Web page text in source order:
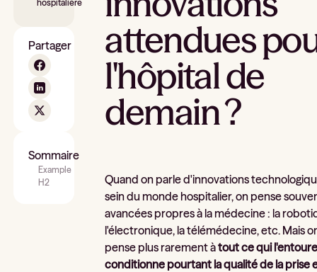
hospitalière
Partager
Sommaire
Example
H2
attendues
l'hôpital de
demain ?
Quand on parle d'innovations
sein du monde hospitalier, on pense
avancées propres à la médecine : la
l'électronique, la télémédecine, etc. Mais
pense plus rarement àtout ce qui
conditionne pourtant la qualité de la prise